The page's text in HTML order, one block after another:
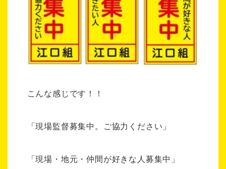
こんな感じです！！
「現場監督募集中。ご協力ください」
「現場・地元・仲間が好きな人募集中」